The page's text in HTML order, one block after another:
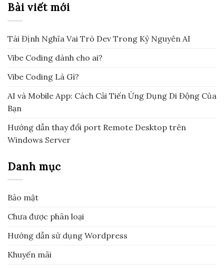
Bài viết mới
Tái Định Nghĩa Vai Trò Dev Trong Kỷ Nguyên AI
Vibe Coding dành cho ai?
Vibe Coding Là Gì?
AI và Mobile App: Cách Cải Tiến Ứng Dụng Di Động Của
Bạn
Hướng dẫn thay đổi port Remote Desktop trên
Windows Server
Danh mục
Bảo mật
Chưa được phân loại
Hướng dẫn sử dụng Wordpress
Khuyến mãi